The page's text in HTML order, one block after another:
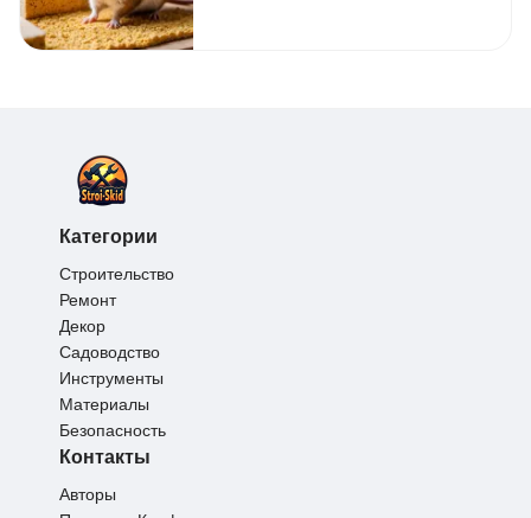
Категории
Строительство
Ремонт
Декор
Садоводство
Инструменты
Материалы
Безопасность
Контакты
Авторы